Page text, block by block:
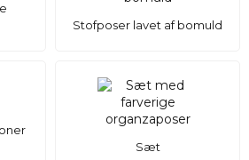
Stofposer lavet af bomuld
Sæt